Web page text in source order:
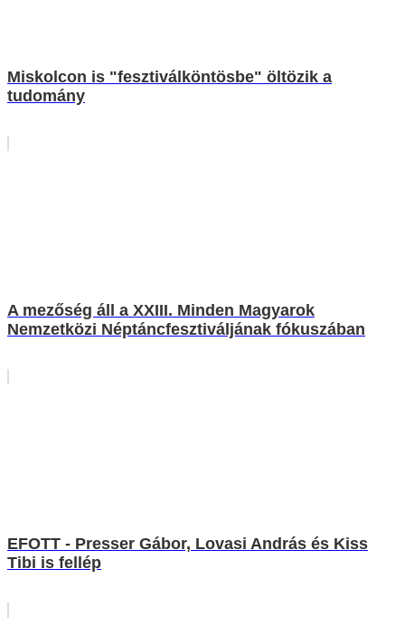
Miskolcon is "fesztiválköntösbe" öltözik a
tudomány
A mezőség áll a XXIII. Minden Magyarok
Nemzetközi Néptáncfesztiváljának fókuszában
EFOTT - Presser Gábor, Lovasi András és Kiss
Tibi is fellép